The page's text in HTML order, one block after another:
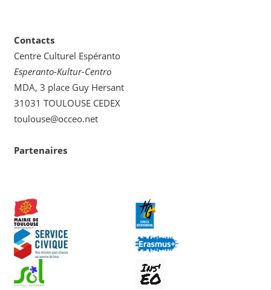
Contacts
Centre Culturel Espéranto
Esperanto-Kultur-Centro
MDA, 3 place Guy Hersant
31031 TOULOUSE CEDEX
toulouse@occeo.net
Partenaires